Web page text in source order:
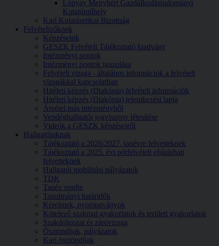
Lónyay Menyhért Gazdálkodástudományi
Kutatóműhely
Kari Kutatásetikai Bizottság
Felvételizőknek
Képzéseink
GESZK Felvételi Tájékoztató kiadvány
Intézményi pontok
Intézményi pontok igazolása
Felvételi vizsga - általános információk a felvételi
vizsgákkal kapcsolatban
Hitéleti képzés (Diakónia) felvételi információk
Hitéleti képzés (Diakónia) jelentkezési lapja
Átvétel más intézményből
Vendéghallgatói jogviszony létesítése
Videók a GESZK képzéseiről
Hallgatóinknak
Tájékoztató a 2026/2027. tanévre felvetteknek
Tájékoztató a 2025. évi pótfelvételi eljárásban
felvetteknek
Hallgatói mobilitási pályázatok
TDK
Tanév rendje
Tanulmányi határidők
Kérelmek, nyomtatványok
Kötelező szakmai gyakorlatok és területi gyakorlatok
Szakdolgozat és záróvizsga
Ösztöndíjak, pályázatok
Kari ösztöndíjak